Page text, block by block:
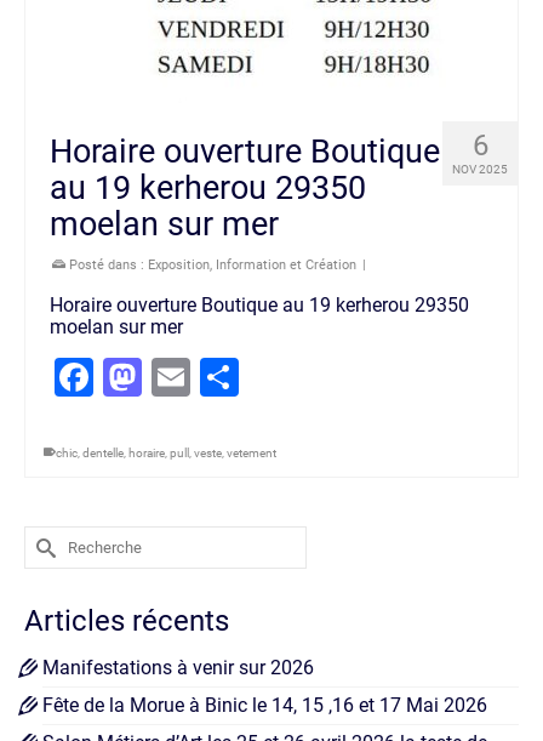
6
NOV 2025
Horaire ouverture Boutique
au 19 kerherou 29350
moelan sur mer
Posté dans : Exposition, Information et Création |
Horaire ouverture Boutique au 19 kerherou 29350
moelan sur mer
Facebook
Mastodon
Email
chic dentelle horaire pull veste vetement
Rechercher :
Articles récents
Manifestations à venir sur 2026
Fête de la Morue à Binic le 14, 15 ,16 et 17 Mai 2026